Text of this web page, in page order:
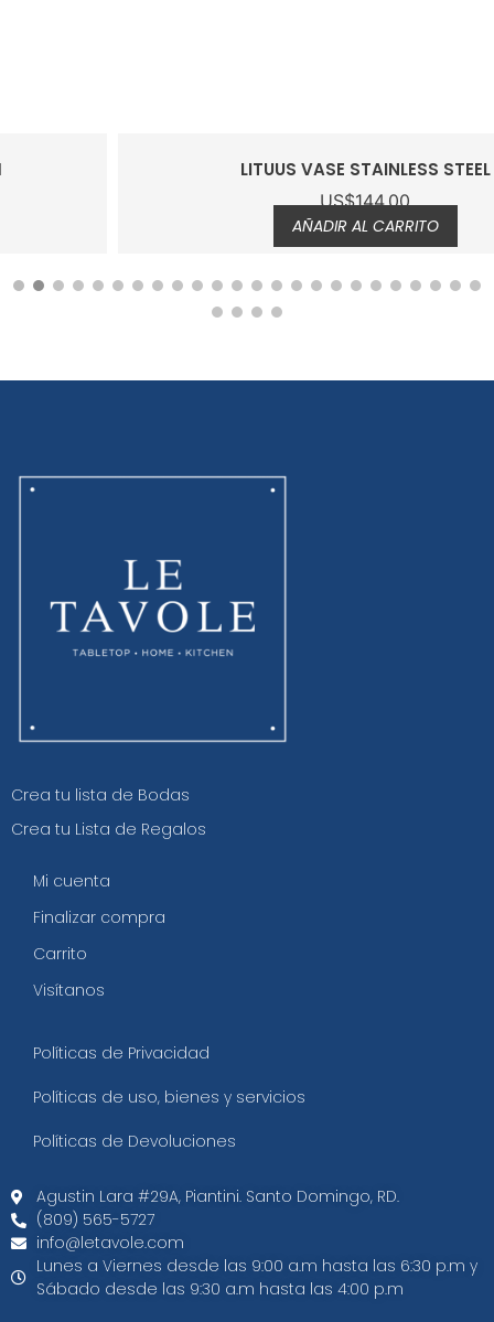
LITUUS VASE STAINLESS STEEL
144.00
AÑADIR AL CARRITO
Crea tu lista de Bodas
Crea tu Lista de Regalos
Mi cuenta
Finalizar compra
Carrito
Visítanos
Políticas de Privacidad
Políticas de uso, bienes y servicios
Políticas de Devoluciones
Agustin Lara #29A, Piantini. Santo Domingo, RD.​
(809) 565-5727
info@letavole.com
Lunes a Viernes desde las 9:00 a.m hasta las 6:30 p.m y
Sábado desde las 9:30 a.m hasta las 4:00 p.m